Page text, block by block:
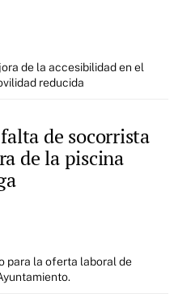
de la accesibilidad en el
reducida
de socorrista
de la piscina
para la oferta laboral de